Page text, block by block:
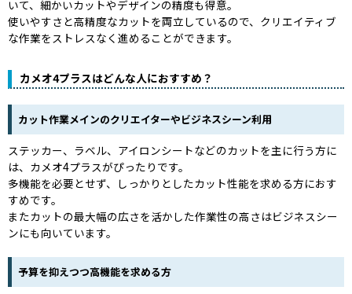
いて、細かいカットやデザインの精度も得意。
使いやすさと高精度なカットを両立しているので、クリエイティブ
な作業をストレスなく進めることができます。
カメオ4プラスはどんな人におすすめ？
カット作業メインのクリエイターやビジネスシーン利用
ステッカー、ラベル、アイロンシートなどのカットを主に行う方に
は、カメオ4プラスがぴったりです。
多機能を必要とせず、しっかりとしたカット性能を求める方におす
すめです。
またカットの最大幅の広さを活かした作業性の高さはビジネスシー
ンにも向いています。
予算を抑えつつ高機能を求める方